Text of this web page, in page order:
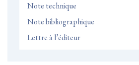
Note technique
Note bibliographique
Lettre à l’éditeur